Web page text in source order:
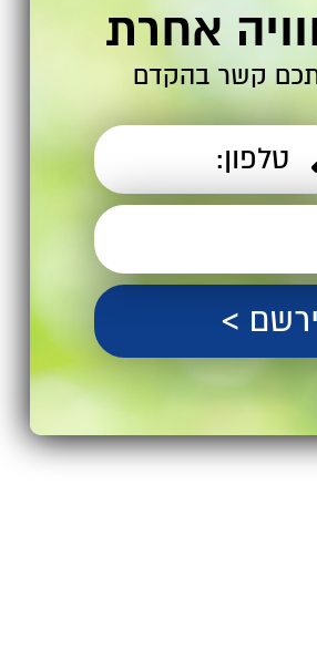
אחרת
קשר בהקדם